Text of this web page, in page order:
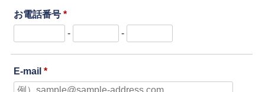
お電話番号 *
-
-
E-mail *